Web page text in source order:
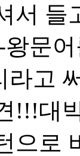
서
문
라고
!!!대
으로